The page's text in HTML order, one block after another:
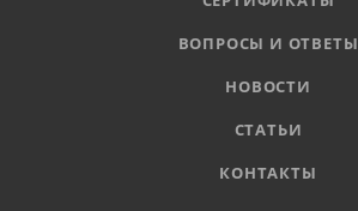
ВОПРОСЫ И ОТВЕТЫ
НОВОСТИ
СТАТЬИ
КОНТАКТЫ